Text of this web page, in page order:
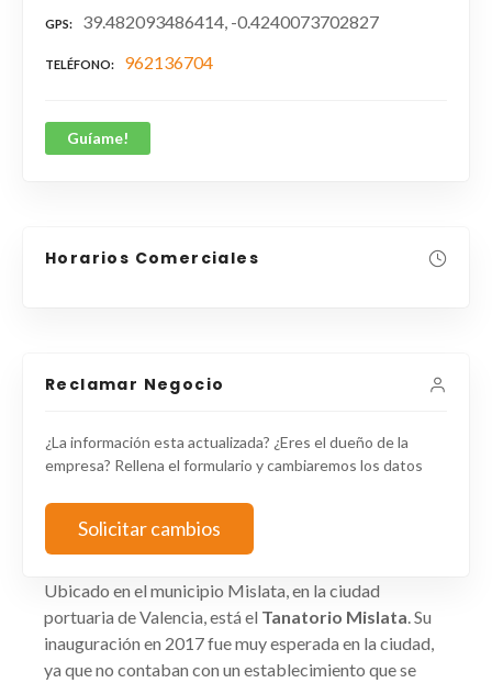
GPS 39.482093486414, -0.4240073702827
TELÉFONO 962136704
Guíame!
Horarios Comerciales
Reclamar Negocio
¿La información esta actualizada? ¿Eres el dueño de la
empresa? Rellena el formulario y cambiaremos los datos
Solicitar cambios
Ubicado en el municipio Mislata, en la ciudad
portuaria de Valencia, está el Tanatorio Mislata . Su
inauguración en 2017 fue muy esperada en la ciudad,
ya que no contaban con un establecimiento que se